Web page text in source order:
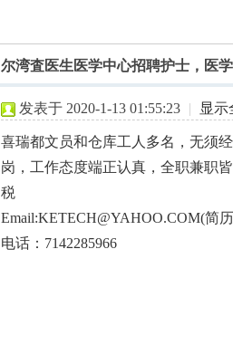
›
尔湾査医生医学中心招聘护士，医
发表于 2020-1-13 01:55:23 | 显示
喜瑞都文员和仓库工人多名，无须
岗，工作态度端正认真，全职兼职
税
Email:KETECH@YAHOO.COM(简
电话：7142285966